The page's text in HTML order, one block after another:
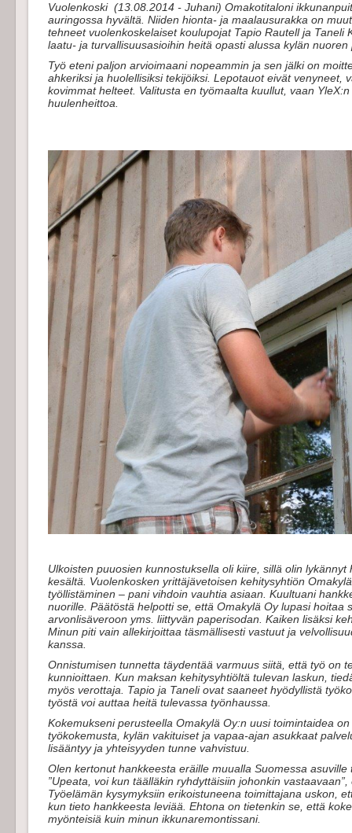
Vuolenkoski (13.08.2014 - Juhani) Omakotitaloni
auringossa hyvältä. Niiden hionta- ja maalausurakka on
tehneet vuolenkoskelaiset koulupojat Tapio Rautell ja Taneli
laatu- ja turvallisuusasioihin heitä opasti alussa kylän
Työ eteni paljon arvioimaani nopeammin ja sen jälki on
ahkeriksi ja huolellisiksi tekijöiksi. Lepotauot eivät venyneet,
kovimmat helteet. Valitusta en työmaalta kuullut, vaan
huulenheittoa.
Ulkoisten puuosien kunnostuksella oli kiire, sillä olin
kesältä. Vuolenkosken yrittäjävetoisen kehitysyhtiön
työllistäminen – pani vihdoin vauhtia asiaan. Kuultuani
nuorille. Päätöstä helpotti se, että Omakylä Oy lupasi hoitaa
arvonlisäveroon yms. liittyvän paperisodan. Kaiken lisäksi
Minun piti vain allekirjoittaa täsmällisesti vastuut ja
kanssa.
Onnistumisen tunnetta täydentää varmuus siitä, että työ on
kunnioittaen. Kun maksan kehitysyhtiöltä tulevan laskun,
myös verottaja. Tapio ja Taneli ovat saaneet hyödyllistä
työstä voi auttaa heitä tulevassa työnhaussa.
Kokemukseni perusteella Omakylä Oy:n uusi toimintaidea
työkokemusta, kylän vakituiset ja vapaa-ajan asukkaat
lisääntyy ja yhteisyyden tunne vahvistuu.
Olen kertonut hankkeesta eräille muualla Suomessa
”Upeata, voi kun täälläkin ryhdyttäisiin johonkin
Työelämän kysymyksiin erikoistuneena toimittajana uskon,
kun tieto hankkeesta leviää. Ehtona on tietenkin se, että
myönteisiä kuin minun ikkunaremontissani.